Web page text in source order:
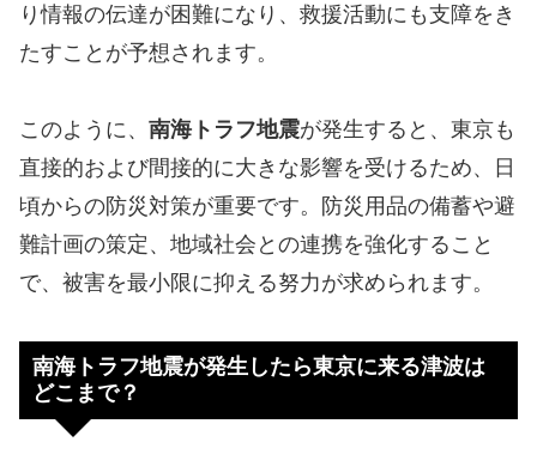
り情報の伝達が困難になり、救援活動にも支障をき
たすことが予想されます。
このように、 南海トラフ地震が発生すると、東京も
直接的および間接的に大きな影響を受けるため、日
頃からの防災対策が重要です。防災用品の備蓄や避
難計画の策定、地域社会との連携を強化すること
で、被害を最小限に抑える努力が求められます。
南海トラフ地震が発生したら東京に来る津波は
どこまで？